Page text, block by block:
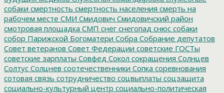
собаки смертность смертность населения смерть на
рабочем месте СМИ Смидович Смидовичский район
смотровая площадка СМП снег снегопад снюс собаки
собор Парижской Богоматери Собра Собрание депутатов
Совет ветеранов Совет Федерации советские ГОСТы
советские зарплаты Совфед Сокол сокращения Солнцев
Солтус Солцнев соотечественники Сопка соревнования
сотовая связь сотрудничество соцвыплаты соцзащита
социально-культурный центр социально-политическая